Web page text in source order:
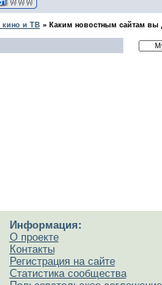
кино и ТВ » Каким новостным сайтам вы
Информация:
О проекте
Контакты
Регистрация на сайте
Статистика сообщества